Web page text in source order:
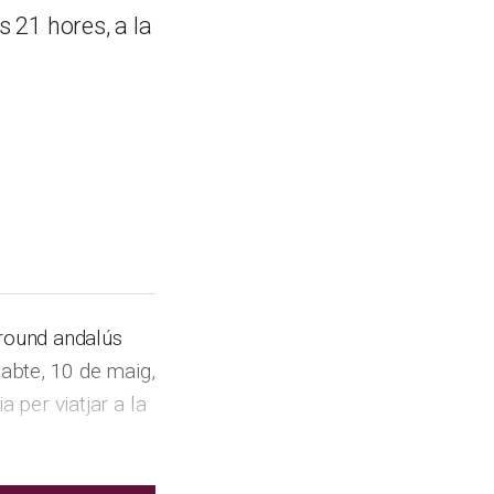
21 hores, a la
andalús
10 de maig,
per viatjar a la